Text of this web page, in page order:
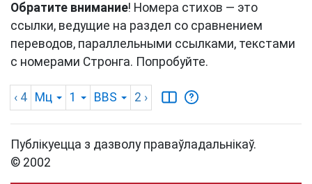
Обратите внимание! Номера стихов — это
ссылки, ведущие на раздел со сравнением
переводов, параллельными ссылками, текстами
с номерами Стронга. Попробуйте.
‹ 4 Мц 1 BBS 2 ›
Публікуецца з дазволу праваўладальнікаў.
© 2002